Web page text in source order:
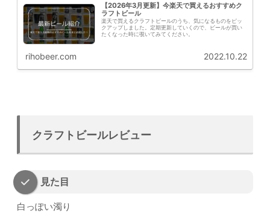
【2026年3月更新】今楽天で買えるおすすめク
ラフトビール
楽天で買えるクラフトビールのうち、気になるものをピッ
クアップしました。定期更新していくので、ビールが買い
たくなった時に覗いてみてください。
rihobeer.com 2022.10.22
クラフトビールレビュー
見た目
白っぽい濁り